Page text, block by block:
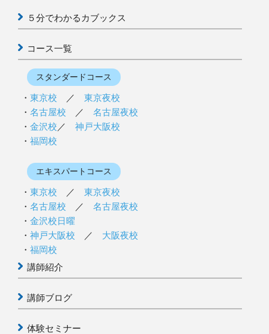
５分でわかるカブックス
コース一覧
スタンダードコース
東京校 ／ 東京夜校
名古屋校 ／ 名古屋夜校
金沢校 ／ 神戸大阪校
福岡校
エキスパートコース
東京校 ／ 東京夜校
名古屋校 ／ 名古屋夜校
金沢校日曜
神戸大阪校 ／ 大阪夜校
福岡校
講師紹介
講師ブログ
体験セミナー